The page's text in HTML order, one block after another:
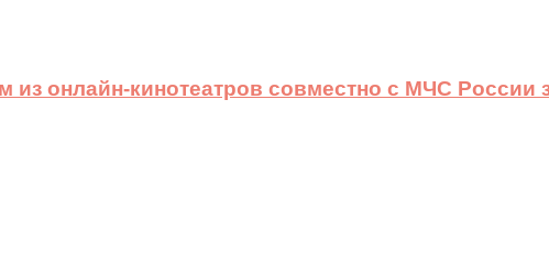
из онлайн-кинотеатров совместно с МЧС России